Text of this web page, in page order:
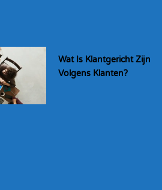
Wat Is Klantgericht Zijn
Volgens Klanten?